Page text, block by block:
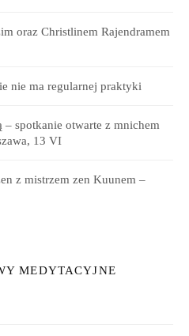
oraz Christlinem Rajendramem
nie ma regularnej praktyki
spotkanie otwarte z mnichem
13 VI
z mistrzem zen Kuunem –
MEDYTACYJNE